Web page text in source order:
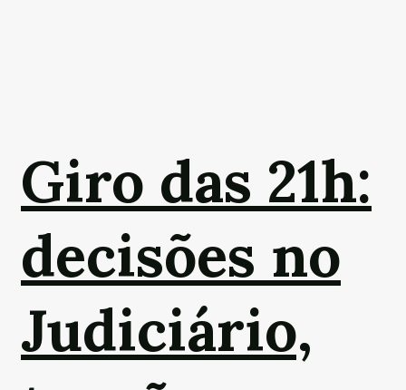
Giro das 21h:
decisões no
Judiciário,